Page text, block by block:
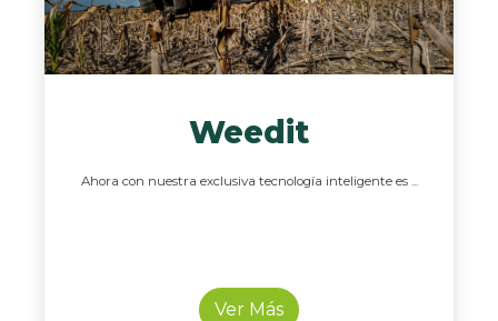
Weedit
Ahora con nuestra exclusiva tecnología inteligente es ...
Ver Más